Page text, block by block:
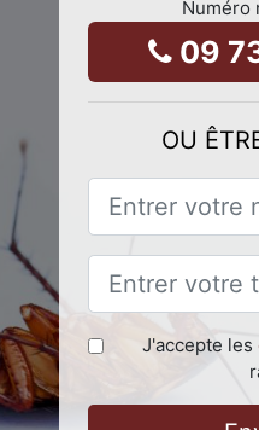
Numéro
09
OU
J'accepte les